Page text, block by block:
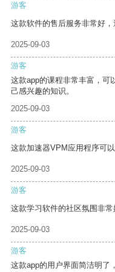
游客
这款软件的售后服务非常好，
2025-09-03
游客
这款app的课程非常丰富，可
己感兴趣的知识。
2025-09-03
游客
这款加速器VPM应用程序可
2025-09-03
游客
这款学习软件的社区氛围非常
2025-09-03
游客
这款app的用户界面简洁明了